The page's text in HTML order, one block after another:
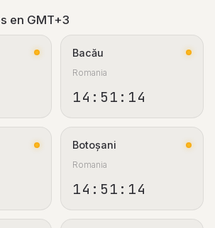
en GMT+3
Bacău
Romania
14:51:15
Botoșani
Romania
14:51:15